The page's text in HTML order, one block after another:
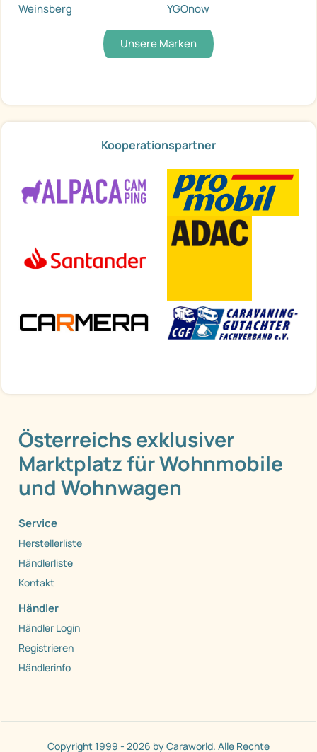
Weinsberg
YGOnow
Unsere Marken
Kooperationspartner
Österreichs exklusiver
Marktplatz für Wohnmobile
und Wohnwagen
Service
Herstellerliste
Händlerliste
Kontakt
Händler
Händler Login
Registrieren
Händlerinfo
Copyright 1999 - 2026 by Caraworld. Alle Rechte